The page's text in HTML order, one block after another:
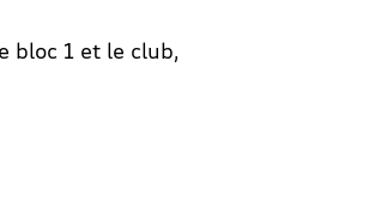
bloc 1 et le club,